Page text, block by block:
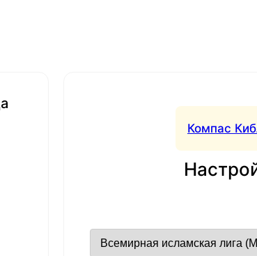
Компас